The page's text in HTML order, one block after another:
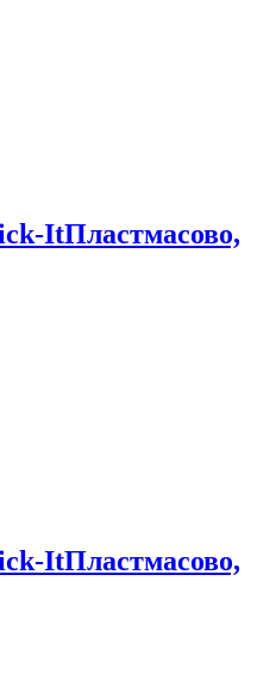
ItПластмасово,
ItПластмасово,